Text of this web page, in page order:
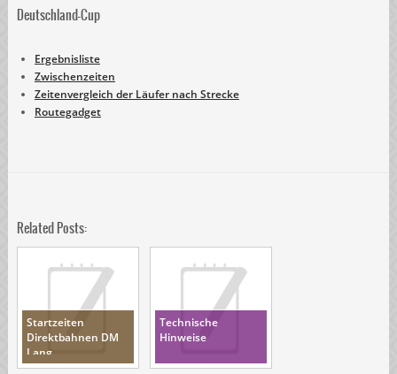
Deutschland-Cup
Ergebnisliste
Zwischenzeiten
Zeitenvergleich der Läufer nach Strecke
Routegadget
Related Posts:
Startzeiten
Direktbahnen DM
Lang
Technische
Hinweise